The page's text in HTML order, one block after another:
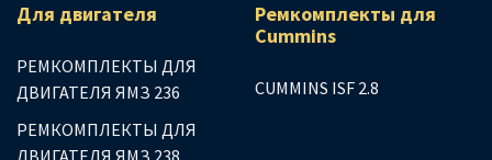
Для двигателя
РЕМКОМПЛЕКТЫ ДЛЯ
ДВИГАТЕЛЯ ЯМЗ 236
РЕМКОМПЛЕКТЫ ДЛЯ
ДВИГАТЕЛЯ ЯМЗ 238
Ремкомплекты для
Сummins
CUMMINS ISF 2.8